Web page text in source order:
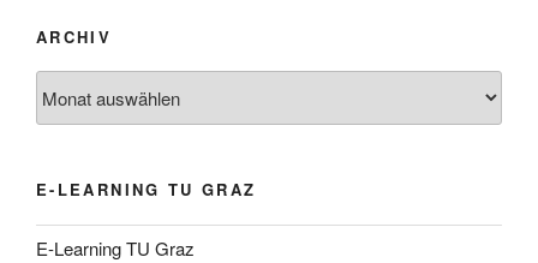
ARCHIV
E-LEARNING TU GRAZ
E-Learning TU Graz